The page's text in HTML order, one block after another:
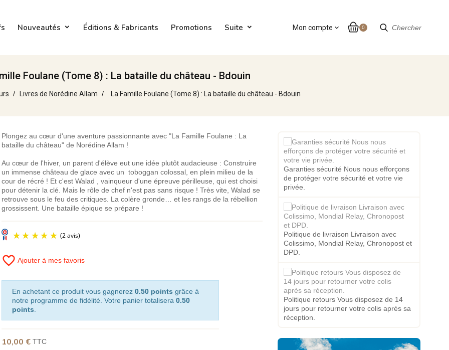
Chercher
Nouveautés Éditions & Fabricants Promotions Suite 0
Mon compte expand_more
Foulane (Tome 8) : La bataille du château - Bdouin
Livres de Norédine Allam La Famille Foulane (Tome 8) : La bataille du château - Bdouin
Plongez au cœur d'une aventure passionnante avec "La Famille Foulane : La
bataille du château" de Norédine Allam !
Au cœur de l'hiver, un parent d'élève eut une idée plutôt audacieuse : Construire
un immense château de glace avec un toboggan colossal, en plein milieu de la
cour de récré ! Et c'est Walad , vainqueur d'une épreuve périlleuse, qui est choisi
pour détenir la clé. Mais le rôle de chef n'est pas sans risque ! Très vite, Walad se
retrouve sous le feu des critiques. La colère gronde… et les rangs de la rébellion
grossissent. Une bataille épique se prépare !
favorite_border Ajouter à mes favoris
En achetant ce produit vous gagnerez 0.50 points grâce à
notre programme de fidélité. Votre panier totalisera 0.50
points
10,00 €TTC
Garanties sécurité Nous nous efforçons
de protéger votre sécurité et votre vie
privée.
Politique de livraison Livraison avec
Colissimo, Mondial Relay, Chronopost et
DPD.
Politique retours Vous disposez de 14
jours pour retourner votre colis après sa
réception.